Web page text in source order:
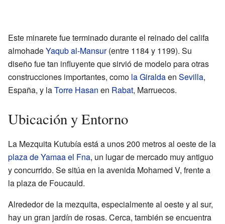
Este minarete fue terminado durante el reinado del califa
almohadeYaqub al-Mansur(entre 1184 y 1199). Su
diseño fue tan influyente que sirvió de modelo para otras
construcciones importantes, como la Giraldaen Sevilla,
España, y laTorre Hasan en Rabat, Marruecos.
Ubicación y Entorno
La Mezquita Kutubía está a unos 200 metros al oeste de la
plaza de Yamaa el Fna, un lugar de mercado muy antiguo
y concurrido. Se sitúa en la avenida Mohamed V, frente a
la plaza de Foucauld.
Alrededor de la mezquita, especialmente al oeste y al sur,
hay un gran jardín de rosas. Cerca, también se encuentra